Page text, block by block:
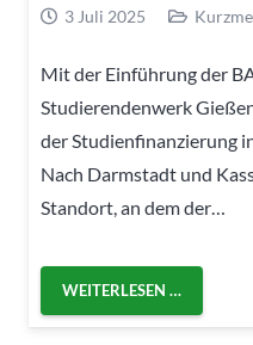
3 Juli 2025
Mit der Einführung der
Studierendenwerk
der Studienfinanzierung
Nach Darmstadt und
Standort, an dem der…
WEITERLESEN …